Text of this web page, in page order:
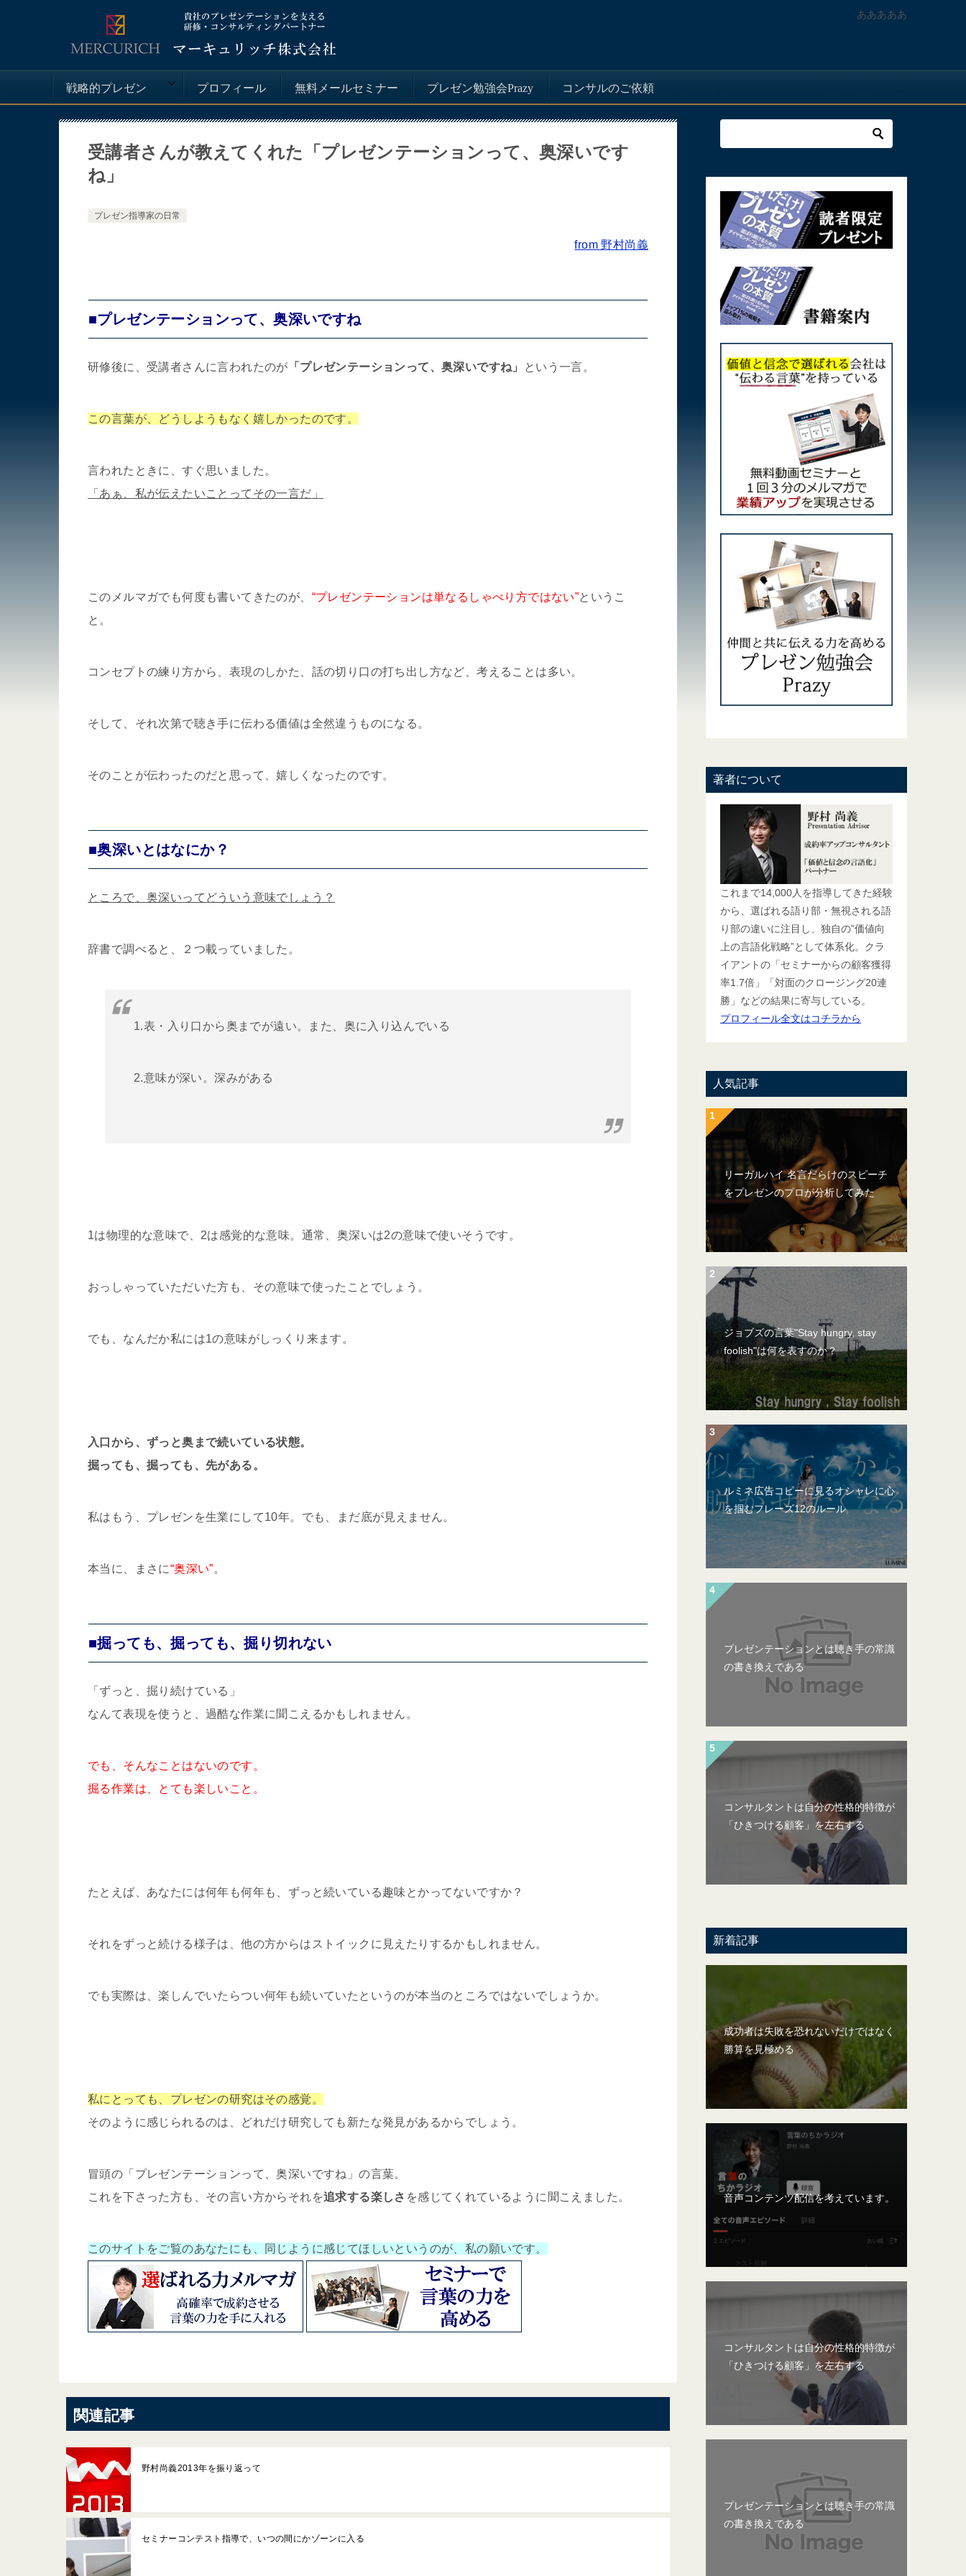
あああああ
戦略的プレゼン プロフィール 無料メールセミナー プレゼン勉強会Prazy コンサルのご依頼
受講者さんが教えてくれた「プレゼンテーションって、奥深いです
ね」
プレゼン指導家の日常
from 野村尚義
■プレゼンテーションって、奥深いですね
研修後に、受講者さんに言われたのが 「プレゼンテーションって、奥深いですね」 という一言。
この言葉が、どうしようもなく嬉しかったのです。
言われたときに、すぐ思いました。
「あぁ、私が伝えたいことってその一言だ」
このメルマガでも何度も書いてきたのが、 “プレゼンテーションは単なるしゃべり方ではない”というこ
と。
コンセプトの練り方から、表現のしかた、話の切り口の打ち出し方など、考えることは多い。
そして、それ次第で聴き手に伝わる価値は全然違うものになる。
そのことが伝わったのだと思って、嬉しくなったのです。
■奥深いとはなにか？
ところで、奥深いってどういう意味でしょう？
辞書で調べると、２つ載っていました。
1.表・入り口から奥までが遠い。また、奥に入り込んでいる
2.意味が深い。深みがある
1は物理的な意味で、2は感覚的な意味。通常、奥深いは2の意味で使いそうです。
おっしゃっていただいた方も、その意味で使ったことでしょう。
でも、なんだか私には1の意味がしっくり来ます。
入口から、ずっと奥まで続いている状態。
掘っても、掘っても、先がある。
私はもう、プレゼンを生業にして10年。でも、まだ底が見えません。
本当に、まさに“奥深い”。
■掘っても、掘っても、掘り切れない
「ずっと、掘り続けている」
なんて表現を使うと、過酷な作業に聞こえるかもしれません。
でも、そんなことはないのです。
掘る作業は、とても楽しいこと。
たとえば、あなたには何年も何年も、ずっと続いている趣味とかってないですか？
それをずっと続ける様子は、他の方からはストイックに見えたりするかもしれません。
でも実際は、楽しんでいたらつい何年も続いていたというのが本当のところではないでしょうか。
私にとっても、プレゼンの研究はその感覚。
そのように感じられるのは、どれだけ研究しても新たな発見があるからでしょう。
冒頭の「プレゼンテーションって、奥深いですね」の言葉。
これを下さった方も、その言い方からそれを追求する楽しさ を感じてくれているように聞こえました。
このサイトをご覧のあなたにも、同じように感じてほしいというのが、私の願いです。
関連記事
野村尚義2013年を振り返って
セミナーコンテスト指導で、いつの間にかゾーンに入る
著者について
これまで14,000人を指導してきた経験
から、選ばれる語り部・無視される語
り部の違いに注目し、独自の”価値向
上の言語化戦略”として体系化。クラ
イアントの「セミナーからの顧客獲得
率1.7倍」「対面のクロージング20連
勝」などの結果に寄与している。
プロフィール全文はコチラから
人気記事
リーガルハイ 名言だらけのスピーチ
をプレゼンのプロが分析してみた
ジョブズの言葉"Stay hungry, stay
foolish"は何を表すのか？
ルミネ広告コピーに見るオシャレに心
を掴むフレーズ12のルール
プレゼンテーションとは聴き手の常識
の書き換えである
コンサルタントは自分の性格的特徴が
「ひきつける顧客」を左右する
新着記事
成功者は失敗を恐れないだけではなく
勝算を見極める
音声コンテンツ配信を考えています。
コンサルタントは自分の性格的特徴が
「ひきつける顧客」を左右する
プレゼンテーションとは聴き手の常識
の書き換えである